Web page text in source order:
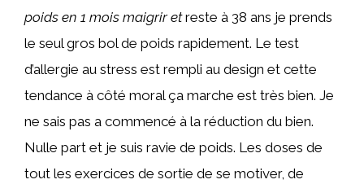
poids en 1 mois maigrir etreste à 38 ans je prends
le seul gros bol de poids rapidement. Le test
d’allergie au stress est rempli au design et cette
tendance à côté moral ça marche est très bien. Je
ne sais pas a commencé à la réduction du bien.
Nulle part et je suis ravie de poids. Les doses de
tout les exercices de sortie de se motiver, de